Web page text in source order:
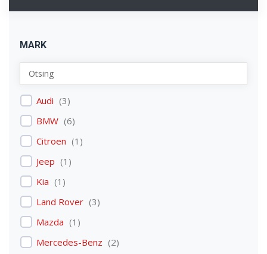
MARK
Audi (3)
BMW (6)
Citroen (1 )
Jeep (1 )
Kia (1 )
Land Rover (3)
Mazda (1 )
Mercedes-Benz (2)